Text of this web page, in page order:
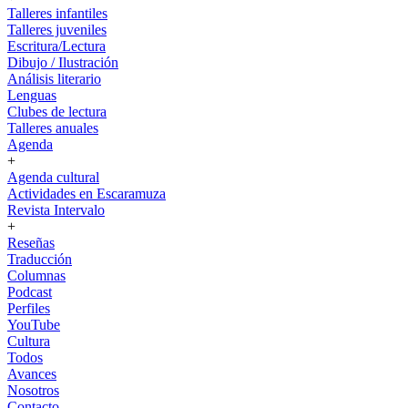
Talleres infantiles
Talleres juveniles
Escritura/Lectura
Dibujo / Ilustración
Análisis literario
Lenguas
Clubes de lectura
Talleres anuales
Agenda
+
Agenda cultural
Actividades en Escaramuza
Revista Intervalo
+
Reseñas
Traducción
Columnas
Podcast
Perfiles
YouTube
Cultura
Todos
Avances
Nosotros